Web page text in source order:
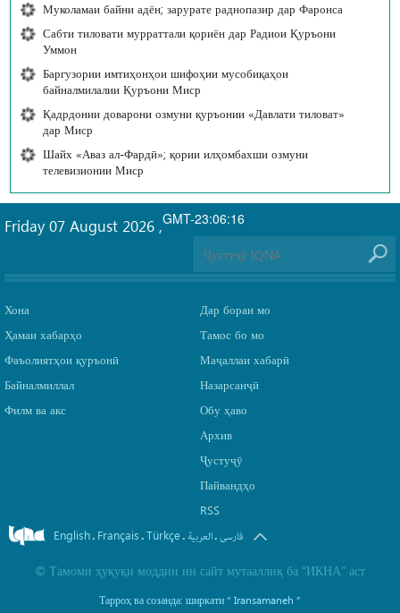
Муколамаи байни адён; зарурате раднопазир дар Фаронса
Сабти тиловати мурраттали қориён дар Радиои Қуръони
Уммон
Баргузории имтиҳонҳои шифоҳии мусобиқаҳои
байналмилалии Қуръони Миср
Қадрдонии доварони озмуни қуръонии «Давлати тиловат»
дар Миср
Шайх «Аваз ал-Фардӣ»; қории илҳомбахши озмуни
телевизионии Миср
GMT-23:06:16
Friday 07 August 2026 ,
Хона
Ҳамаи хабарҳо
Фаъолиятҳои қуръонӣ
Байналмиллал
Филм ва акс
Дар бораи мо
Тамос бо мо
Маҷаллаи хабарӣ
Назарсанҷӣ
Обу ҳаво
Архив
Ҷустуҷӯ
Пайвандҳо
RSS
English. Français.Türkçe. العربیة.فارسی
© Тамоми ҳуқуқи моддии ин сайт мутааллиқ ба “ИКНА” аст
Тарроҳ ва созанда: ширкати“ Iransamaneh ”